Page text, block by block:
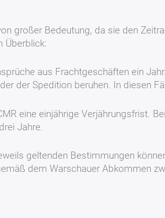
großer Bedeutung, da sie den
Überblick:
aus Frachtgeschäften ein
der Spedition beruhen. In diesen
eine einjährige Verjährungsfrist.
Jahre.
geltenden Bestimmungen
dem Warschauer Abkommen